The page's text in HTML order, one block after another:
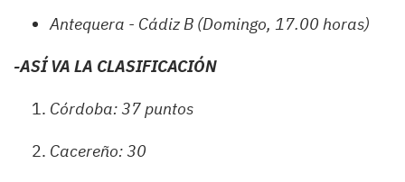
Antequera - Cádiz B (Domingo, 17.00 horas)
-ASÍ VA LA CLASIFICACIÓN
Córdoba: 37 puntos
Cacereño: 30